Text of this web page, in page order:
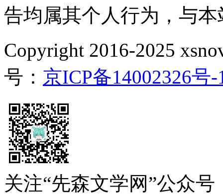
告均属其个人行为，与
Copyright 2016-2025
号： 京ICP备14002326号-
关注“先森文学网”公众号